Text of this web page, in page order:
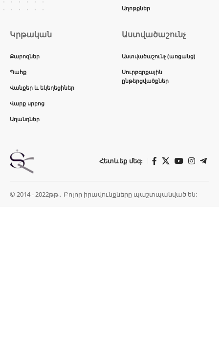
Աղոթքներ
Կրթական
Քարոզներ
Պահք
Վանքեր և եկեղեցիներ
Վարք սրբոց
Աղանդներ
Աստվածաշունչ
Աստվածաշունչ (առցանց)
Սուրբգրքային
ընթերցվածքներ
Հետևեք մեզ:
© 2014 - 2022թթ․ Բոլոր իրավունքները պաշտպանված են: